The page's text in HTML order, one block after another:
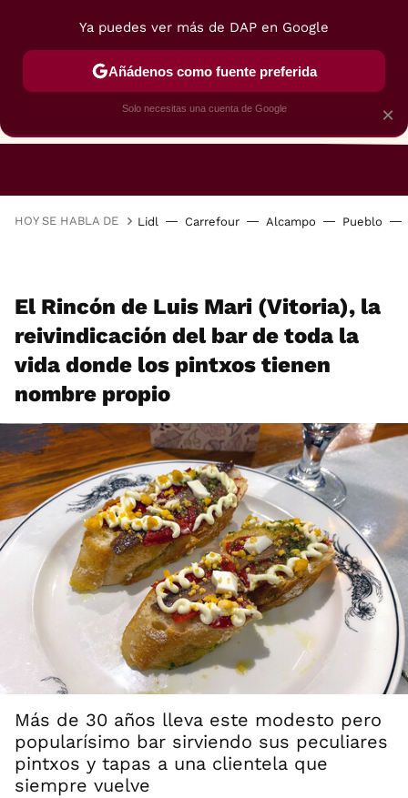
RESTAURANTES GASTROGUÍA
HOY SE HABLA DE Lidl Carrefour Alcampo Pueblo
El Rincón de Luis Mari (Vitoria), la
reivindicación del bar de toda la
vida donde los pintxos tienen
nombre propio
Más de 30 años lleva este modesto pero
popularísimo bar sirviendo sus peculiares
pintxos y tapas a una clientela que
siempre vuelve
×
Ya puedes ver más de DAP en Google
Añádenos como fuente preferida
Solo necesitas una cuenta de Google